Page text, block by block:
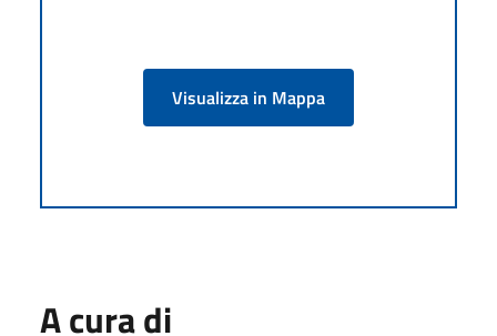
Visualizza in Mappa
A cura di